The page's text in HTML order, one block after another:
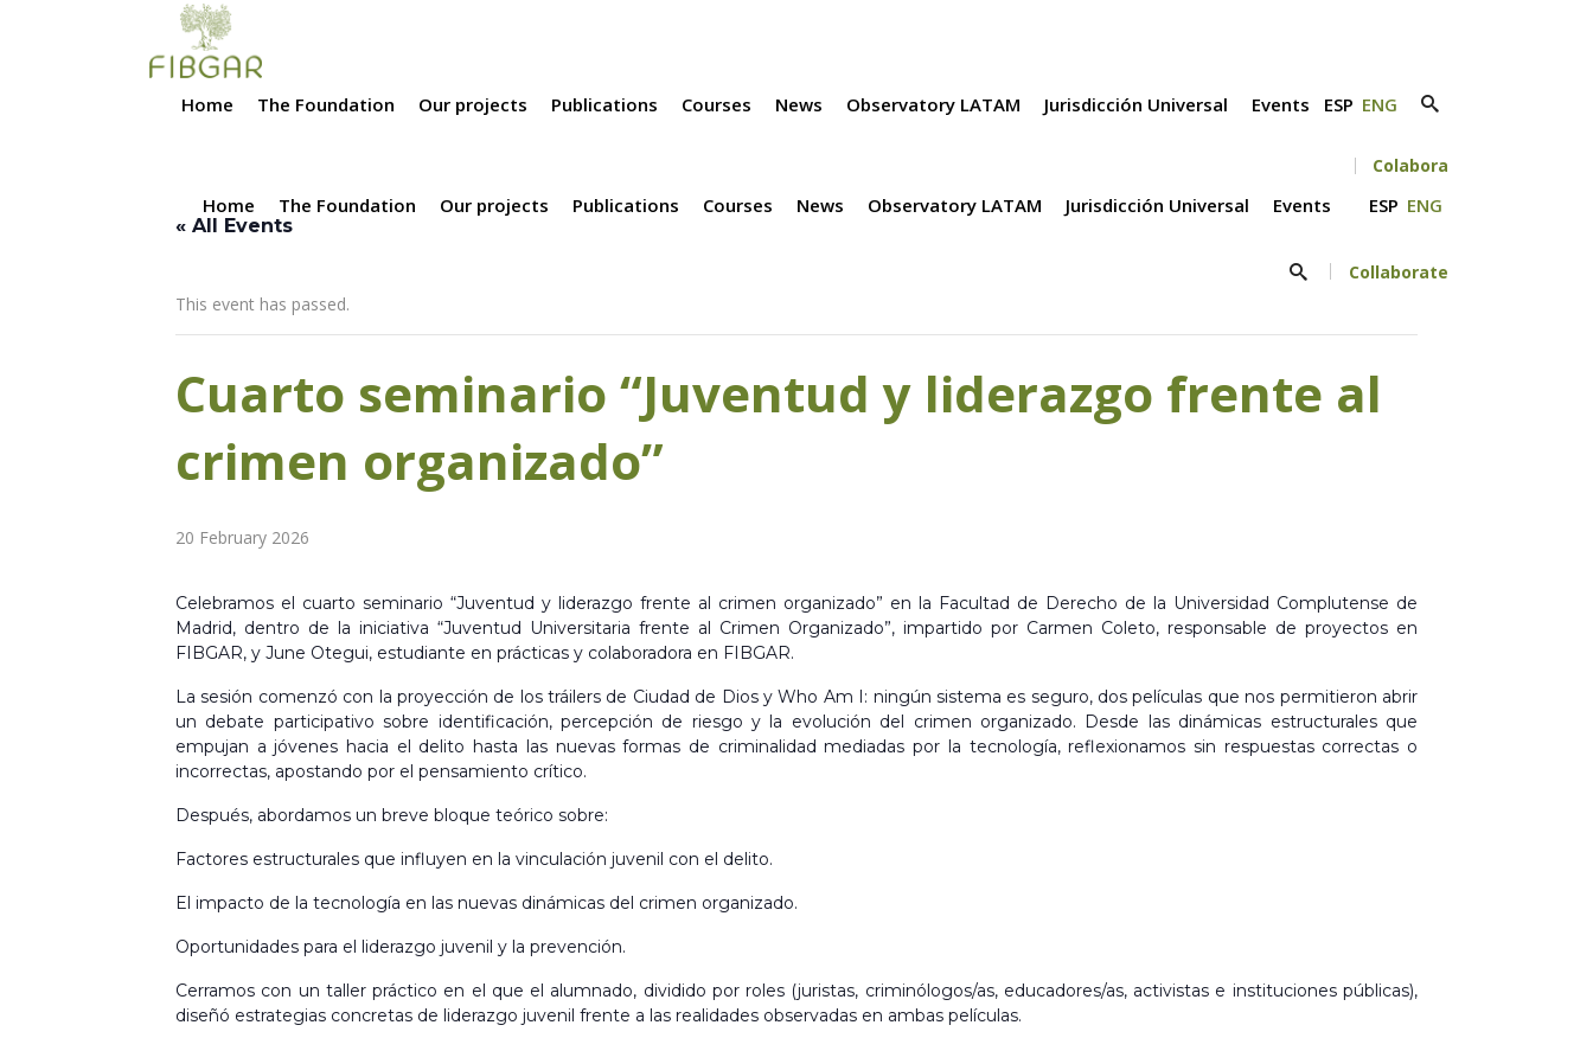
Home The Foundation Our projects Publications Courses News Observatory LATAM Jurisdicción Universal Events ESP ENG
Collaborate
Home The Foundation Our projects Publications Courses News Observatory LATAM Jurisdicción Universal Events ESP ENG
Colabora
« All Events
This event has passed.
Cuarto seminario “Juventud y liderazgo frente al
crimen organizado”
20 February 2026
Celebramos el cuarto seminario “Juventud y liderazgo frente al crimen organizado” en la Facultad de Derecho de la Universidad Complutense de
Madrid, dentro de la iniciativa “Juventud Universitaria frente al Crimen Organizado”, impartido por Carmen Coleto, responsable de proyectos en
FIBGAR, y June Otegui, estudiante en prácticas y colaboradora en FIBGAR.
La sesión comenzó con la proyección de los tráilers de Ciudad de Dios y Who Am I: ningún sistema es seguro, dos películas que nos permitieron abrir
un debate participativo sobre identificación, percepción de riesgo y la evolución del crimen organizado. Desde las dinámicas estructurales que
empujan a jóvenes hacia el delito hasta las nuevas formas de criminalidad mediadas por la tecnología, reflexionamos sin respuestas correctas o
incorrectas, apostando por el pensamiento crítico.
Después, abordamos un breve bloque teórico sobre:
Factores estructurales que influyen en la vinculación juvenil con el delito.
El impacto de la tecnología en las nuevas dinámicas del crimen organizado.
Oportunidades para el liderazgo juvenil y la prevención.
Cerramos con un taller práctico en el que el alumnado, dividido por roles (juristas, criminólogos/as, educadores/as, activistas e instituciones públicas),
diseñó estrategias concretas de liderazgo juvenil frente a las realidades observadas en ambas películas.